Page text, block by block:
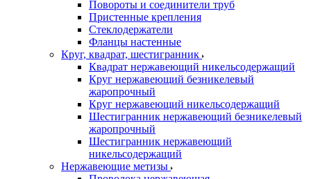
Повороты и соединители труб
Пристенные крепления
Стеклодержатели
Фланцы настенные
Круг, квадрат, шестигранник
Квадрат нержавеющий никельсодержащий
Круг нержавеющий безникелевый
жаропрочный
Круг нержавеющий никельсодержащий
Шестигранник нержавеющий безникелевый
жаропрочный
Шестигранник нержавеющий
никельсодержащий
Нержавеющие метизы